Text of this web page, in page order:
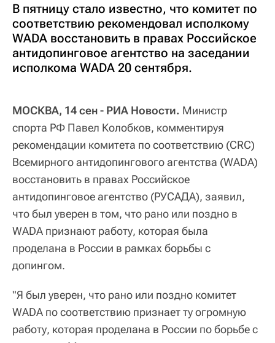
В пятницу стало известно, что комитет по
соответствию рекомендовал исполкому
WADA восстановить в правах Российское
антидопинговое агентство на заседании
исполкома WADA 20 сентября.
МОСКВА, 14 сен - РИА Новости. Министр
спорта РФ Павел Колобков, комментируя
рекомендации комитета по соответствию (CRC)
Всемирного антидопингового агентства (WADA)
восстановить в правах Российское
антидопинговое агентство (РУСАДА), заявил,
что был уверен в том, что рано или поздно в
WADA признают работу, которая была
проделана в России в рамках борьбы с
допингом.
"Я был уверен, что рано или поздно комитет
WADA по соответствию признает ту огромную
работу, которая проделана в России по борьбе с